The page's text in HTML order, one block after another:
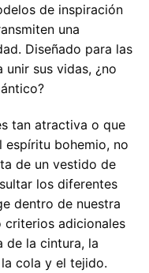
de inspiración
una
Diseñado para las
unir sus vidas, ¿no
tan atractiva o que
espíritu bohemio, no
de un vestido de
los diferentes
dentro de nuestra
adicionales
de la cintura, la
cola y el tejido.